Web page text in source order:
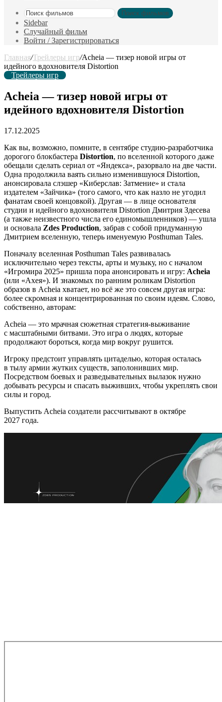
Поиск фильмов
Sidebar
Случайный фильм
Войти / Зарегистрироваться
Главная/Трейлеры игр/Acheia — тизер новой игры от
идейного вдохновителя Distortion
Трейлеры игр
Acheia — тизер новой игры от
идейного вдохновителя Distortion
17.12.2025
Как вы, возможно, помните, в сентябре студию-разработчика
дорогого блокбастера Distortion, по вселенной которого даже
обещали сделать сериал от «Яндекса», разорвало на две части.
Одна продолжила ваять сильно изменившуюся Distortion,
анонсировала слэшер «Киберслав: Затмение» и стала
издателем «Зайчика» (того самого, что как назло не угодил
фанатам своей концовкой). Другая — в лице основателя
студии и идейного вдохновителя Distortion Дмитрия Здесева
(а также неизвестного числа его единомышленников) — ушла
и основала Zdes Production, забрав с собой придуманную
Дмитрием вселенную, теперь именуемую Posthuman Tales.
Поначалу вселенная Posthuman Tales развивалась
исключительно через тексты, арты и музыку, но с началом
«Игромира 2025» пришла пора анонсировать и игру: Acheia
(или «Ахея»). И знакомых по ранним роликам Distortion
образов в Acheia хватает, но всё же это совсем другая игра:
более скромная и концентрированная по своим идеям. Слово,
собственно, авторам:
Acheia — это мрачная сюжетная стратегия-выживание
с масштабными битвами. Это игра о людях, которые
продолжают бороться, когда мир вокруг рушится.
Игроку предстоит управлять цитаделью, которая осталась
в тылу армии жутких существ, заполонивших мир.
Посредством боевых и разведывательных вылазок нужно
добывать ресурсы и спасать выживших, чтобы укреплять свои
силы и город.
Выпустить Acheia создатели рассчитывают в октябре
2027 года.